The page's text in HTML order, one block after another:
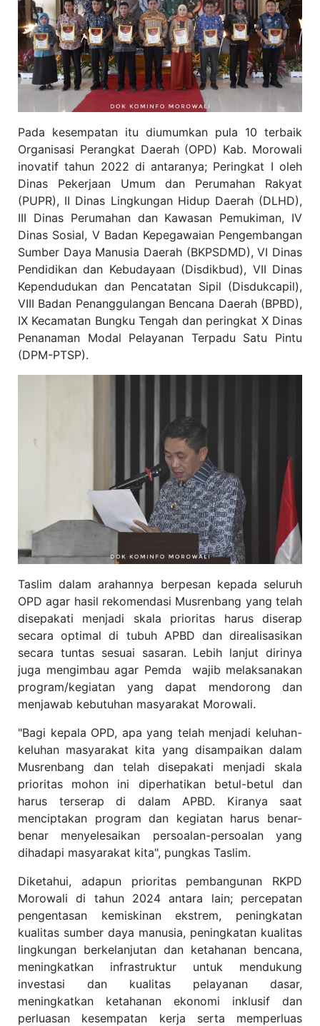
Pada kesempatan itu diumumkan pula 10 terbaik
Organisasi Perangkat Daerah (OPD) Kab. Morowali
inovatif tahun 2022 di antaranya; Peringkat I oleh
Dinas Pekerjaan Umum dan Perumahan Rakyat
(PUPR), II Dinas Lingkungan Hidup Daerah (DLHD),
III Dinas Perumahan dan Kawasan Pemukiman, IV
Dinas Sosial, V Badan Kepegawaian Pengembangan
Sumber Daya Manusia Daerah (BKPSDMD), VI Dinas
Pendidikan dan Kebudayaan (Disdikbud), VII Dinas
Kependudukan dan Pencatatan Sipil (Disdukcapil),
VIII Badan Penanggulangan Bencana Daerah (BPBD),
IX Kecamatan Bungku Tengah dan peringkat X Dinas
Penanaman Modal Pelayanan Terpadu Satu Pintu
(DPM-PTSP).
Taslim dalam arahannya berpesan kepada seluruh
OPD agar hasil rekomendasi Musrenbang yang telah
disepakati menjadi skala prioritas harus diserap
secara optimal di tubuh APBD dan direalisasikan
secara tuntas sesuai sasaran. Lebih lanjut dirinya
juga mengimbau agar Pemda wajib melaksanakan
program/kegiatan yang dapat mendorong dan
menjawab kebutuhan masyarakat Morowali.
"Bagi kepala OPD, apa yang telah menjadi keluhan-
keluhan masyarakat kita yang disampaikan dalam
Musrenbang dan telah disepakati menjadi skala
prioritas mohon ini diperhatikan betul-betul dan
harus terserap di dalam APBD. Kiranya saat
menciptakan program dan kegiatan harus benar-
benar menyelesaikan persoalan-persoalan yang
dihadapi masyarakat kita", pungkas Taslim.
Diketahui, adapun prioritas pembangunan RKPD
Morowali di tahun 2024 antara lain; percepatan
pengentasan kemiskinan ekstrem, peningkatan
kualitas sumber daya manusia, peningkatan kualitas
lingkungan berkelanjutan dan ketahanan bencana,
meningkatkan infrastruktur untuk mendukung
investasi dan kualitas pelayanan dasar,
meningkatkan ketahanan ekonomi inklusif dan
perluasan kesempatan kerja serta memperluas